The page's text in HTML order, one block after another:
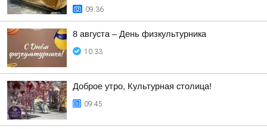
09:36
8 августа – День физкультурника
10:33
Доброе утро, Культурная столица!
09:45